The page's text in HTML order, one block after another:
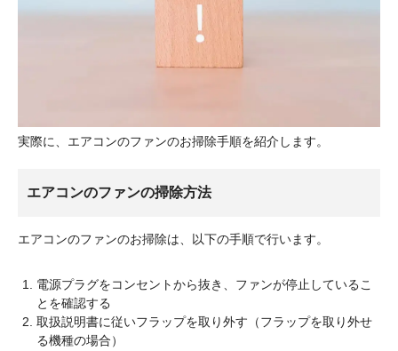
実際に、エアコンのファンのお掃除手順を紹介します。
エアコンのファンの掃除方法
エアコンのファンのお掃除は、以下の手順で行います。
電源プラグをコンセントから抜き、ファンが停止しているこ
とを確認する
取扱説明書に従いフラップを取り外す（フラップを取り外せ
る機種の場合）